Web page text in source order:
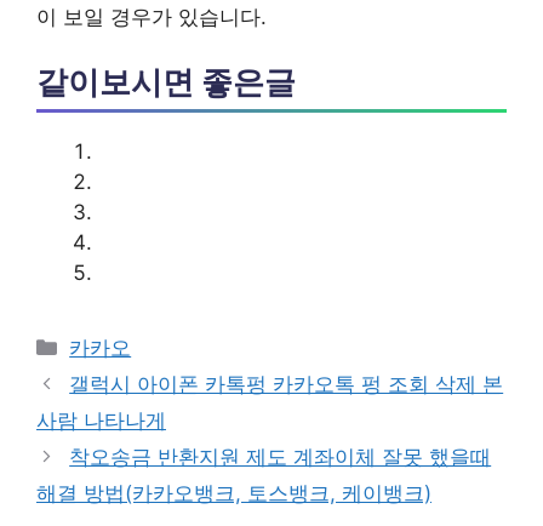
이 보일 경우가 있습니다.
같이보시면 좋은글
카
테
리
카카오
갤럭시 아이폰 카톡펑 카카오톡 펑 조회 삭제 본
사람 나타나게
착오송금 반환지원 제도 계좌이체 잘못 했을때
해결 방법(카카오뱅크, 토스뱅크, 케이뱅크)